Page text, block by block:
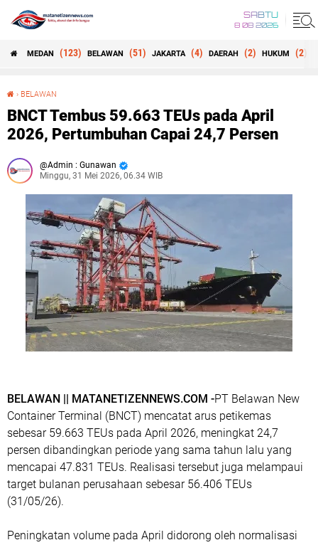
SABTU
8 08 2026
MEDAN (123) BELAWAN (51) JAKARTA (4) DAERAH (2) HUKUM (2)
› BELAWAN
BNCT Tembus 59.663 TEUs pada April
2026, Pertumbuhan Capai 24,7 Persen
Admin : Gunawan
Minggu, 31 Mei 2026, 06.34 WIB
BELAWAN || MATANETIZENNEWS.COM -PT Belawan New
Container Terminal (BNCT) mencatat arus petikemas
sebesar 59.663 TEUs pada April 2026, meningkat 24,7
persen dibandingkan periode yang sama tahun lalu yang
mencapai 47.831 TEUs. Realisasi tersebut juga melampaui
target bulanan perusahaan sebesar 56.406 TEUs
(31/05/26).
Peningkatan volume pada April didorong oleh normalisasi